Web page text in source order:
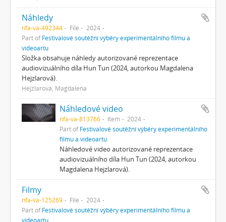
Náhledy
nfa-va-492344 File
2024
Part ofFestivalové soutěžní výběry experimentálního filmu a
videoartu
Složka obsahuje náhledy autorizované reprezentace
audiovizuálního díla Hun Tun (2024, autorkou Magdalena
Hejzlarová).
Hejzlarová, Magdalena
Náhledové video
nfa-va-813766 Item
2024
Part ofFestivalové soutěžní výběry experimentálního
filmu a videoartu
Náhledové video autorizované reprezentace
audiovizuálního díla Hun Tun (2024, autorkou
Magdalena Hejzlarová).
Filmy
nfa-va-125269 File
2024
Part ofFestivalové soutěžní výběry experimentálního filmu a
videoartu